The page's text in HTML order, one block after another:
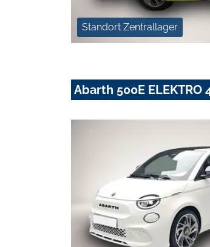
Standort Zentrallager
Abarth 500E ELEKTRO